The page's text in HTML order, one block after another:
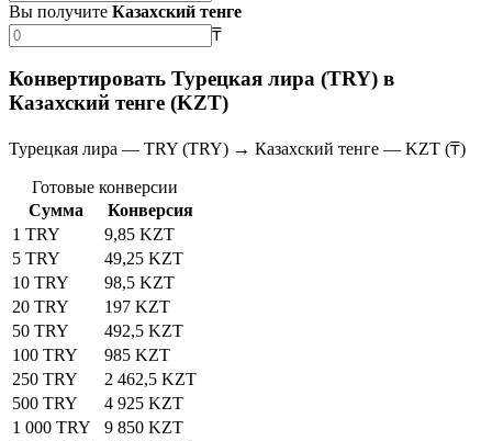
Вы получите Казахский тенге
₸
Конвертировать Турецкая лира (TRY) в
Казахский тенге (KZT)
Турецкая лира — TRY (TRY) → Казахский тенге — KZT (₸)
Готовые конверсии
Сумма
Конверсия
1 TRY
9,85 KZT
5 TRY
49,25 KZT
10 TRY
98,5 KZT
20 TRY
197 KZT
50 TRY
492,5 KZT
100 TRY
985 KZT
250 TRY
2 462,5 KZT
500 TRY
4 925 KZT
1 000 TRY
9 850 KZT